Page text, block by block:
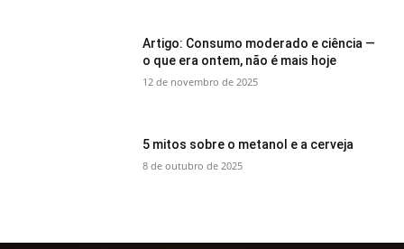
Artigo: Consumo moderado e ciência —
o que era ontem, não é mais hoje
12 de novembro de 2025
5 mitos sobre o metanol e a cerveja
8 de outubro de 2025